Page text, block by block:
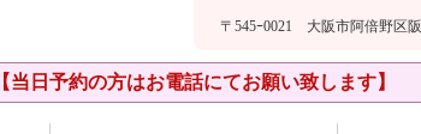
〒545ｰ0021 大阪市阿倍野区
【当日予約の方はお電話にてお願い致します】